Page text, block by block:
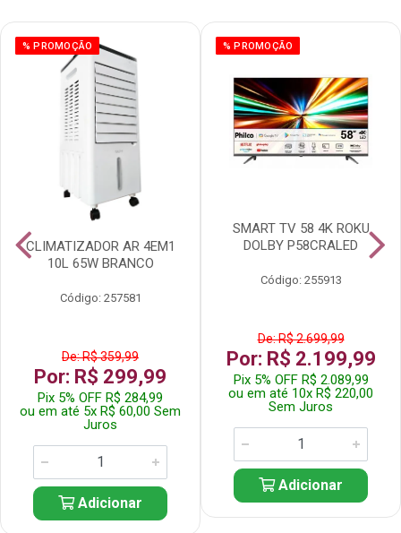
% PROMOÇÃO
CLIMATIZADOR AR 4EM1
10L 65W BRANCO
Código: 257581
De: R$ 359,99
Por: R$ 299,99
Pix 5% OFF R$ 284,99
ou em até 5x R$ 60,00 Sem
Juros
Adicionar
% PROMOÇÃO
SMART TV 58 4K ROKU
DOLBY P58CRALED
Código: 255913
De: R$ 2.699,99
Por: R$ 2.199,99
Pix 5% OFF R$ 2.089,99
ou em até 10x R$ 220,00
Sem Juros
Adicionar